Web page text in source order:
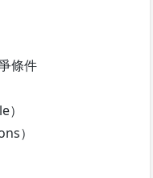
條件
）